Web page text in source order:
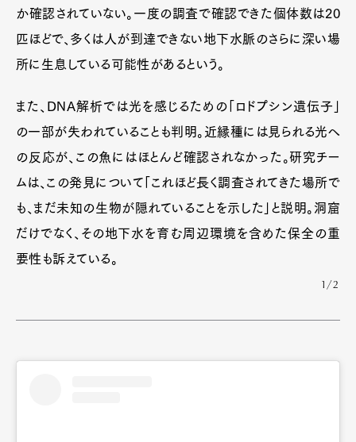
か確認されていない。一度の調査で確認できた個体数は20
匹ほどで、多くは人が到達できない地下水脈のさらに深い場
所に生息している可能性があるという。
また、DNA解析では光を感じるための「ロドプシン遺伝子」
の一部が失われていることも判明。近縁種には見られる光へ
の反応が、この魚にはほとんど確認されなかった。研究チー
ムは、この発見について「これほど長く調査されてきた場所で
も、まだ未知の生物が隠れていることを示した」と説明。洞窟
だけでなく、その地下水を育む周辺環境を含めた保全の重
要性も訴えている。
1/2